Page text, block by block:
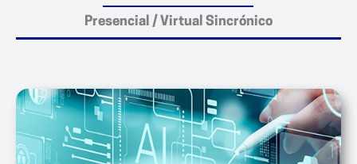
Presencial / Virtual Sincrónico